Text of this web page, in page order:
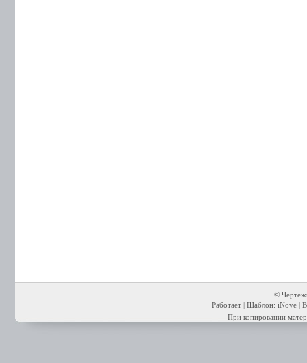
©
Работает | Шаблон: iNove |
При копировании